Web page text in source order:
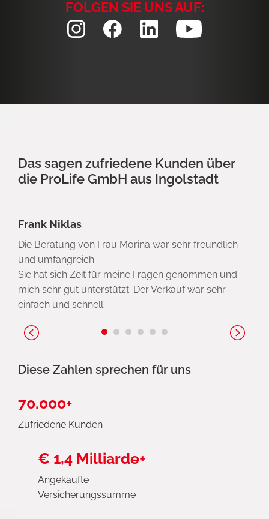
FOLGEN SIE UNS AUF:
Das sagen zufriedene Kunden über
die ProLife GmbH aus Ingolstadt
Frank Niklas
Die Beratung von Frau Morina war sehr freundlich
und umfangreich.
Sie hat sich Zeit für meine Fragen genommen und
mich sehr gut unterstützt. Der Verkauf war sehr
einfach und schnell.
Diese Zahlen sprechen für uns
70.000+
Zufriedene Kunden
€ 1,4 Milliarde+
Angekaufte
Versicherungssumme